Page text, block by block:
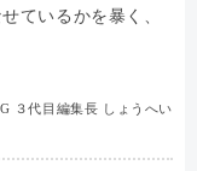
ているかを暴く、
３代目編集長 しょうへい